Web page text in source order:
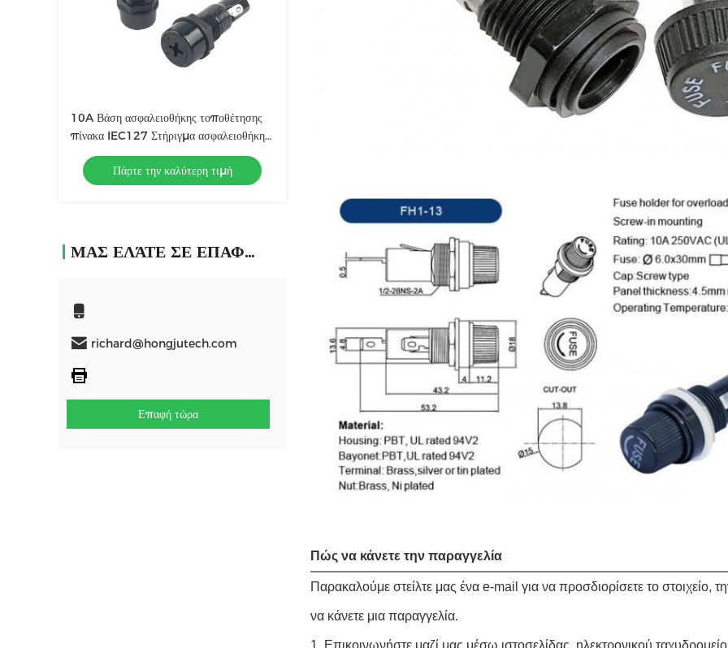
10A Βάση ασφαλειοθήκης τοποθέτησης
πίνακα IEC127 Στήριγμα ασφαλειοθήκης
ηλεκτρικού κιβωτίου ασφαλειών
Πάρτε την καλύτερη τιμή
ΜΑΣ ΕΛΆΤΕ ΣΕ ΕΠΑΦΉ ΜΕ
richard@hongjutech.com
Επαφή τώρα
Πώς να κάνετε την παραγγελία
Παρακαλούμε στείλτε μας ένα e-mail για να προσδιορίσετε το
να κάνετε μια παραγγελία.
1. Επικοινωνήστε μαζί μας μέσω ιστοσελίδας. ηλεκτρονικού